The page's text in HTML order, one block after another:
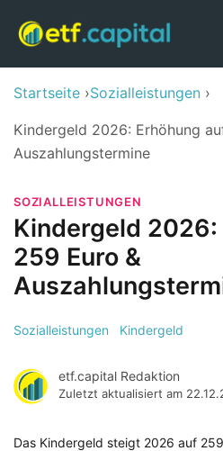
Startseite Sozialleistungen
Kindergeld 2026: Erhöhung
Auszahlungstermine
SOZIALLEISTUNGEN
Kindergeld
259 Euro &
Sozialleistungen Kindergeld
etf.capital Redaktion
Zuletzt aktualisiert am
Das Kindergeld steigt 2026 auf